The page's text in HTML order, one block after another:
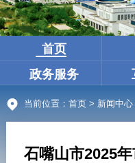
首页
政务服务
当前位置： 首页> 新闻中心
石嘴山市2025